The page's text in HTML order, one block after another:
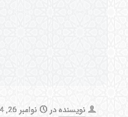
نویسندهدر نوامبر 26, 2024